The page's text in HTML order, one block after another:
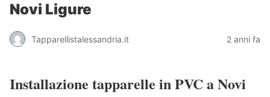
Novi Ligure
Tapparellistalessandria.it 2 anni fa
Installazione tapparelle in PVC a Novi